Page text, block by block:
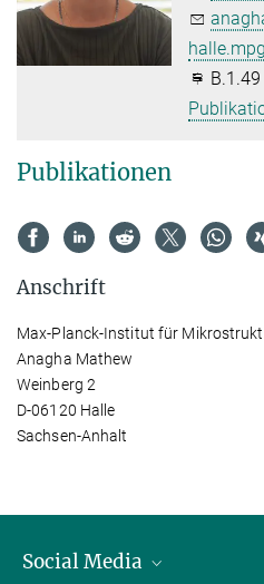
B.1.49
Publikationen
Anschrift
Max-Planck-Institut für
Anagha Mathew
Weinberg 2
D-06120 Halle
Sachsen-Anhalt
Social Media